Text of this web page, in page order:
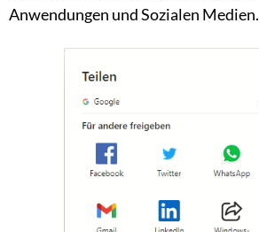
Anwendungen und Sozialen Medien.